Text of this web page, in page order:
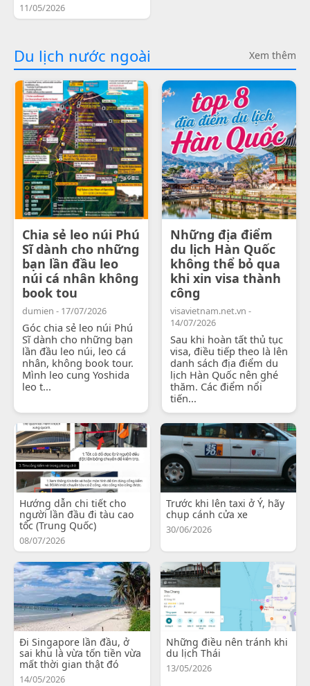
11/05/2026
Du lịch nước ngoài Xem thêm
Chia sẻ leo núi Phú
Sĩ dành cho những
bạn lần đầu leo
núi cá nhân không
book tou
dumien - 17/07/2026
Góc chia sẻ leo núi Phú
Sĩ dành cho những bạn
lần đầu leo núi, leo cá
nhân, không book tour.
Mình leo cung Yoshida
leo t...
Những địa điểm
du lịch Hàn Quốc
không thể bỏ qua
khi xin visa thành
công
visavietnam.net.vn -
14/07/2026
Sau khi hoàn tất thủ tục
visa, điều tiếp theo là lên
danh sách địa điểm du
lịch Hàn Quốc nên ghé
thăm. Các điểm nổi
tiến...
Hướng dẫn chi tiết cho
người lần đầu đi tàu cao
tốc (Trung Quốc)
08/07/2026
Trước khi lên taxi ở Ý, hãy
chụp cánh cửa xe
30/06/2026
Đi Singapore lần đầu, ở
sai khu là vừa tốn tiền vừa
mất thời gian thật đó
14/05/2026
Những điều nên tránh khi
du lịch Thái
13/05/2026